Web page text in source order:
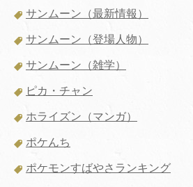
サンムーン（最新情報）
サンムーン（登場人物）
サンムーン（雑学）
ピカ・チャン
ホライズン（マンガ）
ポケんち
ポケモンすばやさランキング